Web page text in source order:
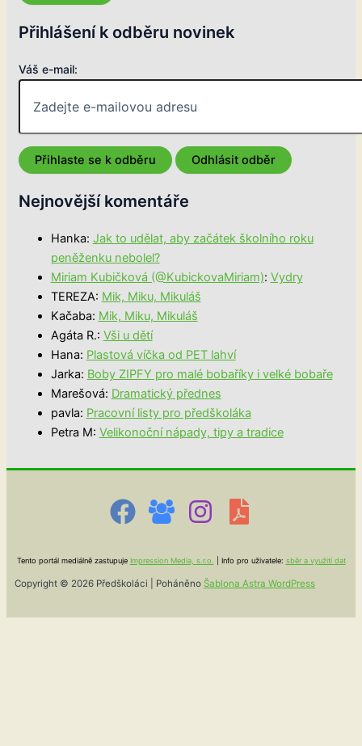
Přihlášení k odběru novinek
Váš e-mail:
Nejnovější komentáře
Hanka: Jak to udělat, aby začátek školního roku
peněženku nebolel?
Miriam Kubičková (@KubickovaMiriam): Vydry
TEREZA: Mik, Miku, Mikuláš
Kačaba: Mik, Miku, Mikuláš
Agáta R.: Vši u dětí
Hana: Plastová víčka od PET lahví
Jarka: Boby ZIPFY pro malé bobaříky i velké bobaře
Marešová: Dramatický přednes
pavla: Pracovní listy pro předškoláka
Petra M: Velikonoční nápady, tipy a tradice
Tento portál mediálně zastupuje Impression Media, s.r.o. | Info pro uživatele: sběr a využití dat
Copyright © 2026 Předškoláci | Poháněno Šablona Astra WordPress